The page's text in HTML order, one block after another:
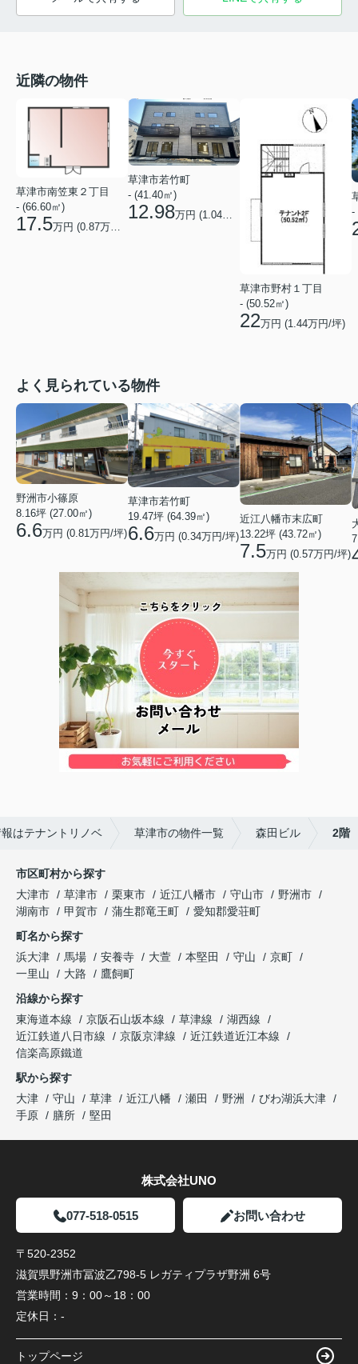
近隣の物件
草津市南笠東２丁目
- (66.60㎡)
17.5万円 (0.87万円/坪)
草津市若竹町
- (41.40㎡)
12.98万円 (1.04万円/坪)
草津市野村１丁目
- (50.52㎡)
22万円 (1.44万円/坪)
-
よく見られている物件
野洲市小篠原
8.16坪 (27.00㎡)
6.6万円 (0.81万円/坪)
草津市若竹町
19.47坪 (64.39㎡)
6.6万円 (0.34万円/坪)
近江八幡市末広町
13.22坪 (43.72㎡)
7.5万円 (0.57万円/坪)
はテナントリノベ 草津市の物件一覧 森田ビル 2階
市区町村から探す
大津市
草津市 栗東市 近江八幡市 守山市
野洲市
湖南市
甲賀市 蒲生郡竜王町
愛知郡愛荘町
町名から探す
浜大津
馬場 安養寺 大萱 本堅田 守山
京町
一里山
大路
鷹飼町
沿線から探す
東海道本線
京阪石山坂本線 草津線
湖西線
近江鉄道八日市線
京阪京津線
近江鉄道近江本線
信楽高原鐵道
駅から探す
大津
守山 草津 近江八幡 瀬田 野洲
びわ湖浜大津
手原
膳所 堅田
株式会社UNO
077-518-0515 お問い合わせ
〒520-2352
滋賀県野洲市冨波乙798-5 レガティプラザ野洲 6号
営業時間： 9：00～18：00
定休日： -
トップページ